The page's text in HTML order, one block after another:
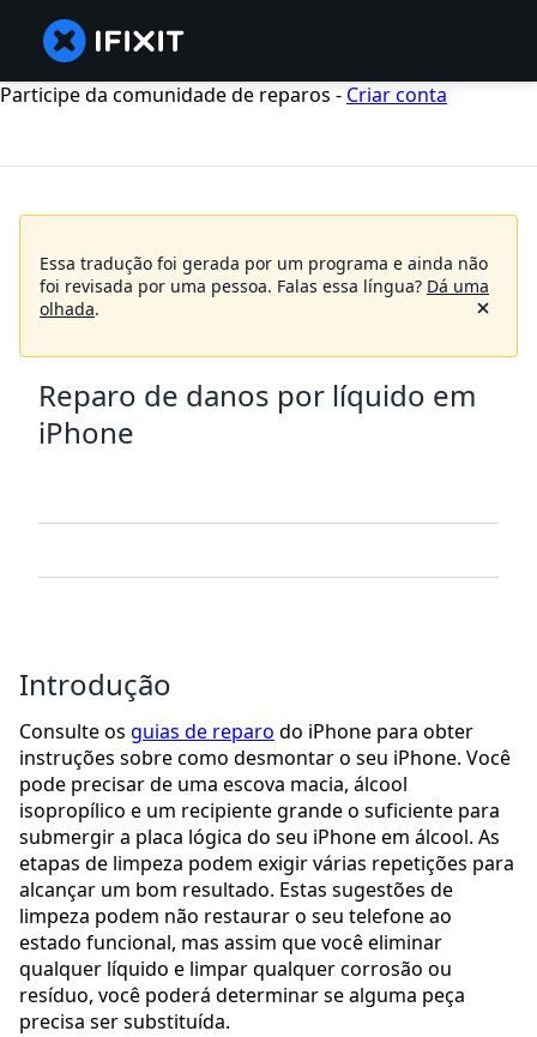
Participe da comunidade de reparos - Criar conta
Essa tradução foi gerada por um programa e ainda não
foi revisada por uma pessoa. Falas essa língua? Dá uma
olhada.
Reparo de danos por líquido em
iPhone
Introdução
Consulte os guias de reparo do iPhone para obter
instruções sobre como desmontar o seu iPhone. Você
pode precisar de uma escova macia, álcool
isopropílico e um recipiente grande o suficiente para
submergir a placa lógica do seu iPhone em álcool. As
etapas de limpeza podem exigir várias repetições para
alcançar um bom resultado. Estas sugestões de
limpeza podem não restaurar o seu telefone ao
estado funcional, mas assim que você eliminar
qualquer líquido e limpar qualquer corrosão ou
resíduo, você poderá determinar se alguma peça
precisa ser substituída.